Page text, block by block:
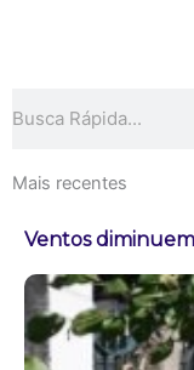
Mais recentes
Ventos